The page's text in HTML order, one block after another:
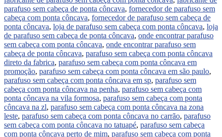
parafuso sem cabeça de ponta côncava, fornecedor de parafuso sem
cabeça com ponta côncava, fornecedor de parafuso sem cabeça de
ponta côncava, loja de parafuso sem cabeça com ponta côncava, loja
de parafuso sem cabeça de ponta côncava, onde encontrar parafuso
sem cabeça com ponta côncava, onde encontrar parafuso sem
cabeça de ponta côncava, parafuso sem cabeça com ponta côncava
direto da fabrica, parafuso sem cabeça com ponta côncava em
promoção, parafuso sem cabeça com ponta côncava em são paulo,
parafuso sem cabeça com ponta côncava em sp, parafuso sem
cabeça com ponta côncava na penha, parafuso sem cabeça com
ponta côncava na vila formosa, parafuso sem cabeça com ponta
côncava na zl, parafuso sem cabeça com ponta côncava na zona
leste, parafuso sem cabeça com ponta côncava no carrão, parafuso
sem cabeça com ponta côncava no tatuapé, parafuso sem cabeça
com ponta côncava perto de mim, parafuso sem cabeça com ponta